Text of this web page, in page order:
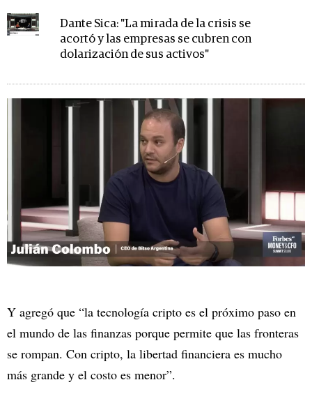
Dante Sica: "La mirada de la crisis se
acortó y las empresas se cubren con
dolarización de sus activos"
Y agregó que “la tecnología cripto es el próximo paso en
el mundo de las finanzas porque permite que las fronteras
se rompan. Con cripto, la libertad financiera es mucho
más grande y el costo es menor”.